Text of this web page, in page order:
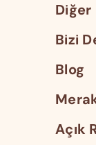
Diğer
Bizi
Blog
Açık